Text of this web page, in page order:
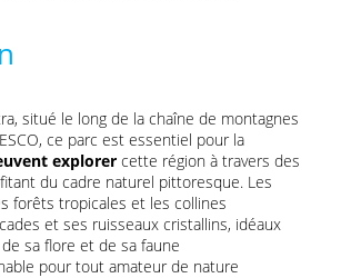
situé le long de la chaîne de montagnes
ce parc est essentiel pour la
explorer cette région à travers des
du cadre naturel pittoresque. Les
forêts tropicales et les collines
et ses ruisseaux cristallins, idéaux
sa flore et de sa faune
pour tout amateur de nature